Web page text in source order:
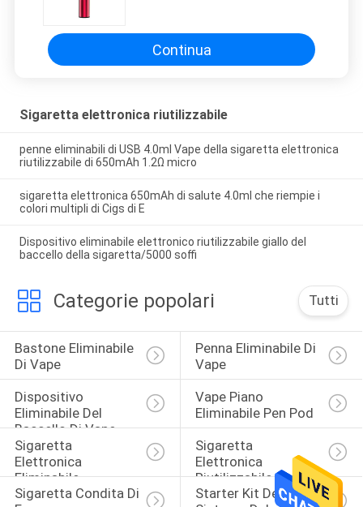
Continua
Sigaretta elettronica riutilizzabile
penne eliminabili di USB 4.0ml Vape della sigaretta elettronica
riutilizzabile di 650mAh 1.2Ω micro
sigaretta elettronica 650mAh di salute 4.0ml che riempie i
colori multipli di Cigs di E
Dispositivo eliminabile elettronico riutilizzabile giallo del
baccello della sigaretta/5000 soffi
Categorie popolari Tutti
Bastone Eliminabile
Di Vape
Penna Eliminabile Di
Vape
Dispositivo
Eliminabile Del
Baccello Di Vape
Vape Piano
Eliminabile Pen Pod
Sigaretta
Elettronica
Eliminabile
Sigaretta
Elettronica
Riutilizzabile
Sigaretta Condita Di
Starter Kit Del